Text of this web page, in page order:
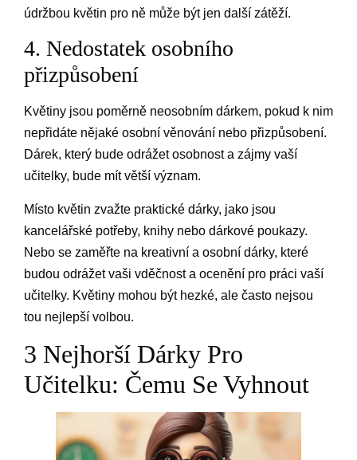
údržbou květin pro ně může být jen další zátěží.
4. Nedostatek osobního
přizpůsobení
Květiny jsou poměrně neosobním dárkem, pokud k nim
nepřidáte nějaké osobní věnování nebo přizpůsobení.
Dárek, který bude odrážet osobnost a zájmy vaší
učitelky, bude mít větší význam.
Místo květin zvažte praktické dárky, jako jsou
kancelářské potřeby, knihy nebo dárkové poukazy.
Nebo se zaměřte na kreativní a osobní dárky, které
budou odrážet vaši vděčnost a ocenění pro práci vaší
učitelky. Květiny mohou být hezké, ale často nejsou
tou nejlepší volbou.
3 Nejhorší Dárky Pro
Učitelku: Čemu Se Vyhnout